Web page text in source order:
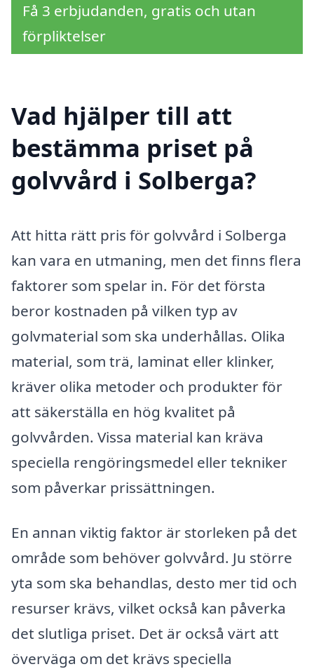
Få 3 erbjudanden, gratis och utan
förpliktelser
Vad hjälper till att
bestämma priset på
golvvård i Solberga?
Att hitta rätt pris för golvvård i Solberga
kan vara en utmaning, men det finns flera
faktorer som spelar in. För det första
beror kostnaden på vilken typ av
golvmaterial som ska underhållas. Olika
material, som trä, laminat eller klinker,
kräver olika metoder och produkter för
att säkerställa en hög kvalitet på
golvvården. Vissa material kan kräva
speciella rengöringsmedel eller tekniker
som påverkar prissättningen.
En annan viktig faktor är storleken på det
område som behöver golvvård. Ju större
yta som ska behandlas, desto mer tid och
resurser krävs, vilket också kan påverka
det slutliga priset. Det är också värt att
överväga om det krävs speciella